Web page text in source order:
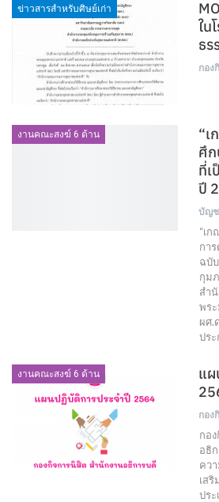
ข่าวสารสำหรับศิษย์เก่า
ใน
ธ
กอง
งานคณะสงฆ์ 6 ด้าน
“
ศึก
ที่เ
ปี
บัญช
“เ
การ
ฉบั
กุม
สำ
พร
ผศ.
ปร
งานคณะสงฆ์ 6 ด้าน
แผ
กอง
กอ
อธิ
คว
เส
ปร